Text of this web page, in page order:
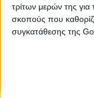
τρίτων μερών της
σκοπούς που
συγκατάθεσης της
ΗΡΑΚΛΕΙΟ - ΛΑΣΙΘΙ
2810 342474